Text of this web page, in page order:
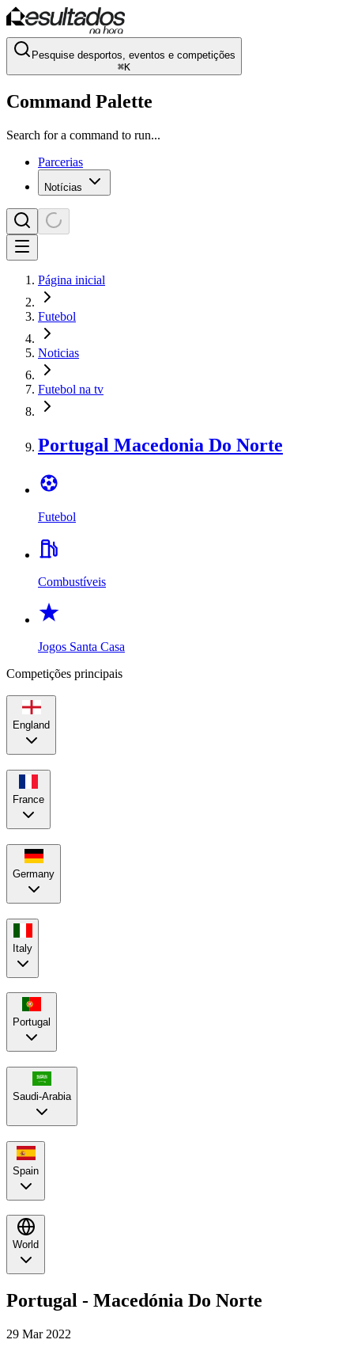
Pesquise desportos, eventos e competições
⌘K
Command Palette
Search for a command to run...
Parcerias
Notícias
Página inicial
Futebol
Noticias
Futebol na tv
Portugal Macedonia Do Norte
Futebol
Combustíveis
Jogos Santa Casa
Competições principais
England
France
Germany
Italy
Portugal
Saudi-Arabia
Spain
World
Portugal - Macedónia Do Norte
29 Mar 2022